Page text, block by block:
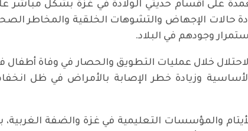
على أقسام حديثي الولادة في غزة بشكل مباشر
حالات الإجهاض والتشوهات الخلقية والمخاطر
وجودهم في البلاد.
خلال عمليات التطويق والحصار في وفاة
وزيادة خطر الإصابة بالأمراض في ظل
والمؤسسات التعليمية في غزة والضفة الغربية،